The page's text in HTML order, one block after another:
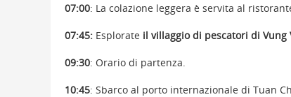
07:00: La colazione leggera è servita al
07:45: Esplorate il villaggio di pescatori di Vung
09:30: Orario di partenza.
10:45: Sbarco al porto internazionale di Tuan